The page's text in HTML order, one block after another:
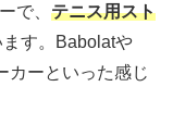
で、 テニス用スト
す。Babolatや
カーといった感じ